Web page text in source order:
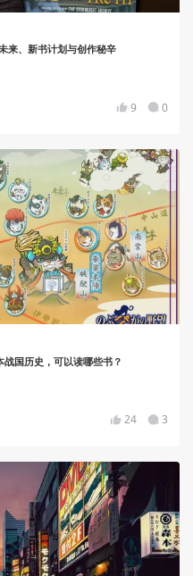
来、新书计划与创作秘辛
9 0
国历史，可以读哪些书？
24 3